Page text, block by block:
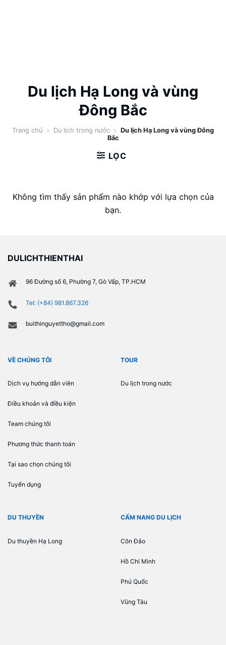
Du lịch Hạ Long và vùng
Đông Bắc
Trang chủ > Du lịch trong nước > Du lịch Hạ Long và vùng Đông
Bắc
LỌC
Không tìm thấy sản phẩm nào khớp với lựa chọn của
bạn.
DULICHTHIENTHAI
96 Đường số 6, Phường 7, Gò Vấp, TP.HCM
Tel: (+84) 981.867.326
buithinguyettho@gmail.com
VỀ CHÚNG TÔI
Dịch vụ hướng dẫn viên
Điều khoản và điều kiện
Team chúng tôi
Phương thức thanh toán
Tại sao chọn chúng tôi
Tuyển dụng
TOUR
Du lịch trong nước
DU THUYỀN
Du thuyền Hạ Long
CẨM NANG DU LỊCH
Côn Đảo
Hồ Chí Minh
Phú Quốc
Vũng Tàu